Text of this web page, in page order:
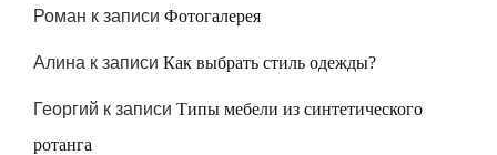
Роман к записи Фотогалерея
Алина к записи Как выбрать стиль одежды?
Георгий к записи Типы мебели из синтетического
ротанга